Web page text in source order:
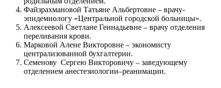
Файзрахмановой Татьяне Альбертовне – врачу-
эпидемиологу «Центральной городской больницы».
Алексеевой Светлане Геннадьевне – врачу отделения
переливания крови.
Марковой Алене Викторовне – экономисту
централизованной бухгалтерии.
Семенову Сергею Викторовичу – заведующему
отделением анестезиологии–реанимации.